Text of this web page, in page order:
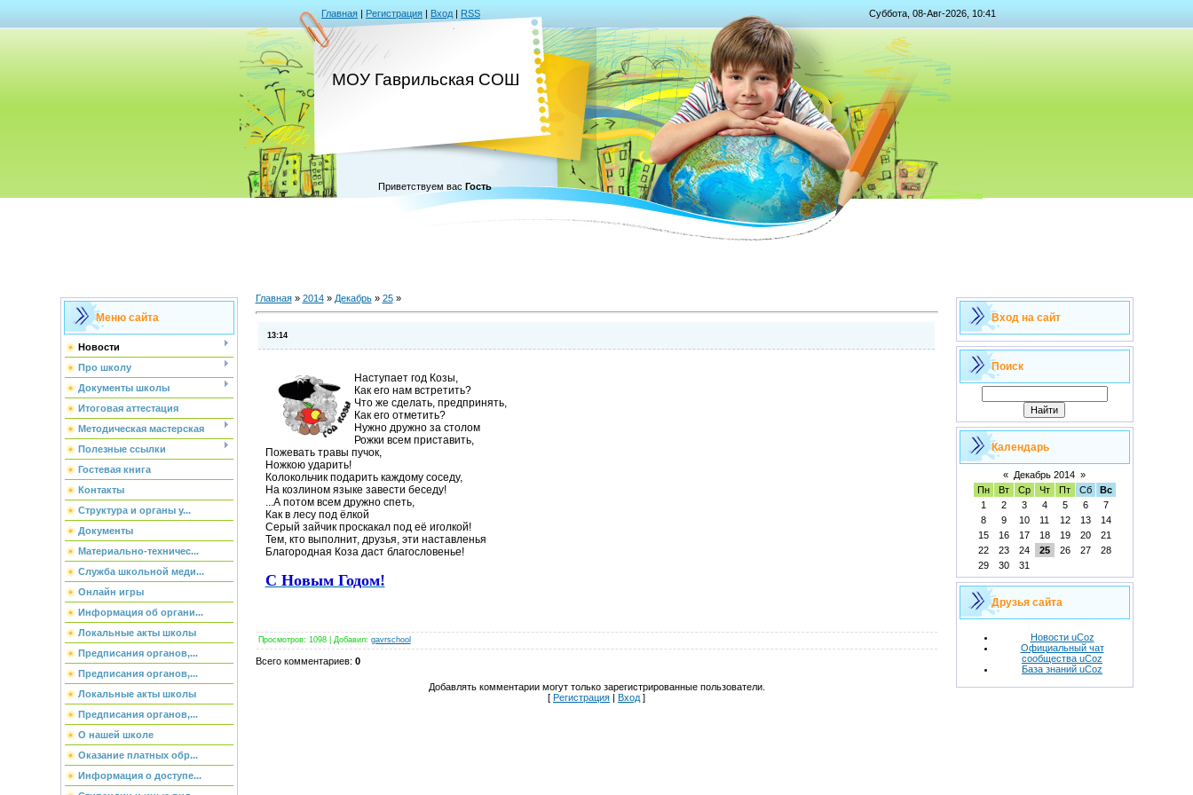
Главная | Регистрация | Вход | RSS Суббота, 08-Авг-2026, 10:41
МОУ Гаврильская СОШ
Приветствуем вас Гость
Меню сайта
Новости
Про школу
Документы школы
Итоговая аттестация
Методическая мастерская
Полезные ссылки
Гостевая книга
Контакты
Структура и органы у...
Документы
Материально-техничес...
Служба школьной меди...
Онлайн игры
Информация об органи...
Локальные акты школы
Предписания органов,...
Предписания органов,...
Локальные акты школы
Предписания органов,...
О нашей школе
Оказание платных обр...
Информация о доступе...
Главная » 2014 » Декабрь » 25 »
13:14
Наступает год Козы,
Как его нам встретить?
Что же сделать, предпринять,
Как его отметить?
Нужно дружно за столом
Рожки всем приставить,
Пожевать травы пучок,
Ножкою ударить!
Колокольчик подарить каждому соседу,
На козлином языке завести беседу!
...А потом всем дружно спеть,
Как в лесу под ёлкой
Серый зайчик проскакал под её иголкой!
Тем, кто выполнит, друзья, эти наставленья
Благородная Коза даст благословенье!
С Новым Годом!
Просмотров: 1098| Добавил: gavrschool
Всего комментариев: 0
Добавлять комментарии могут только зарегистрированные пользователи.
[ Регистрация | Вход ]
Вход на сайт
Поиск
Календарь
« Декабрь 2014 »
Пн
Вт Ср Чт Пт Сб
Вс
1
2 3 4 5 6
7
8
9 10 11 12 13
14
15
16 17 18 19 20
21
22
23 24 25 26 27
28
29
30 31
Друзья сайта
Новости uCoz
Официальный чат
сообщества uCoz
База знаний uCoz